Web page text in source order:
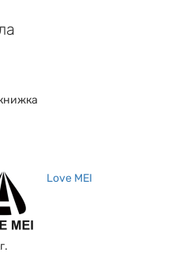
Love MEI